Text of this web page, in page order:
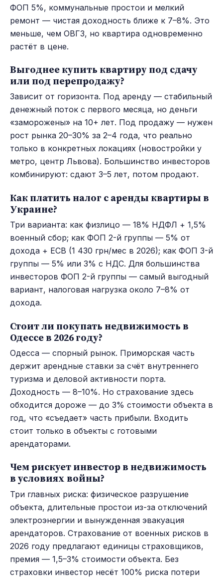
ФОП 5%, коммунальные простои и мелкий
ремонт — чистая доходность ближе к 7–8%. Это
меньше, чем ОВГЗ, но квартира одновременно
растёт в цене.
Выгоднее купить квартиру под сдачу
или под перепродажу?
Зависит от горизонта. Под аренду — стабильный
денежный поток с первого месяца, но деньги
«заморожены» на 10+ лет. Под продажу — нужен
рост рынка 20–30% за 2–4 года, что реально
только в конкретных локациях (новостройки у
метро, центр Львова). Большинство инвесторов
комбинируют: сдают 3–5 лет, потом продают.
Как платить налог с аренды квартиры в
Украине?
Три варианта: как физлицо — 18% НДФЛ + 1,5%
военный сбор; как ФОП 2-й группы — 5% от
дохода + ЕСВ (1 430 грн/мес в 2026); как ФОП 3-й
группы — 5% или 3% с НДС. Для большинства
инвесторов ФОП 2-й группы — самый выгодный
вариант, налоговая нагрузка около 7–8% от
дохода.
Стоит ли покупать недвижимость в
Одессе в 2026 году?
Одесса — спорный рынок. Приморская часть
держит арендные ставки за счёт внутреннего
туризма и деловой активности порта.
Доходность — 8–10%. Но страхование здесь
обходится дороже — до 3% стоимости объекта в
год, что «съедает» часть прибыли. Входить
стоит только в объекты с готовыми
арендаторами.
Чем рискует инвестор в недвижимость
в условиях войны?
Три главных риска: физическое разрушение
объекта, длительные простои из-за отключений
электроэнергии и вынужденная эвакуация
арендаторов. Страхование от военных рисков в
2026 году предлагают единицы страховщиков,
премия — 1,5–3% стоимости объекта. Без
страховки инвестор несёт 100% риска потери